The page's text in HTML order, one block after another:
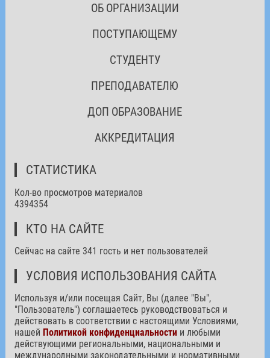
ОБ ОРГАНИЗАЦИИ
ПОСТУПАЮЩЕМУ
СТУДЕНТУ
ПРЕПОДАВАТЕЛЮ
ДОП ОБРАЗОВАНИЕ
АККРЕДИТАЦИЯ
СТАТИСТИКА
Кол-во просмотров материалов
4394354
КТО НА САЙТЕ
Сейчас на сайте 341 гость и нет пользователей
УСЛОВИЯ ИСПОЛЬЗОВАНИЯ САЙТА
Используя и/или посещая Сайт, Вы (далее "Вы",
"Пользователь") соглашаетесь руководствоваться и
действовать в соответствии с настоящими Условиями,
нашей Политикой конфиденциальностии любыми
действующими региональными, национальными и
международными законодательными и нормативными